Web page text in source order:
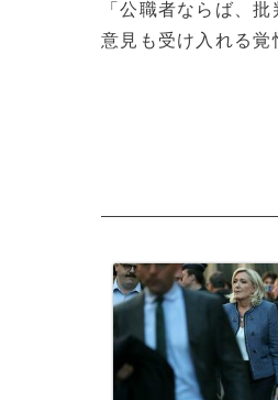
「公職者ならば、
意見も受け入れる